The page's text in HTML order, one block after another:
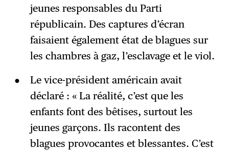
jeunes responsables du Parti
républicain. Des captures d’écran
faisaient également état de blagues sur
les chambres à gaz, l’esclavage et le viol.
Le vice-président américain avait
déclaré : « La réalité, c’est que les
enfants font des bêtises, surtout les
jeunes garçons. Ils racontent des
blagues provocantes et blessantes. C’est